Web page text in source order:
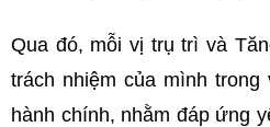
Qua đó, mỗi vị trụ trì và
trách nhiệm của mình
hành chính, nhằm đáp ứng